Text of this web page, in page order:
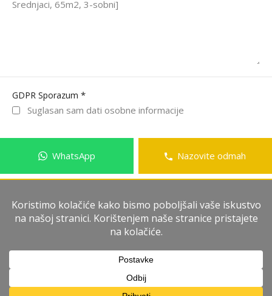
GDPR Sporazum *
Suglasan sam dati osobne informacije
WhatsApp Nazovite odmah
Ivan Domagoj Račić